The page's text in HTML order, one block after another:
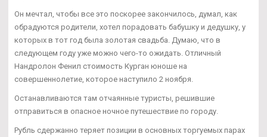
Он мечтал, чтобы все это поскорее закончилось, думал, как
обрадуются родители, хотел порадовать бабушку и дедушку, у
которых в тот год была золотая свадьба. Думаю, что в
следующем году уже можно чего-то ожидать. Отличный
Нандролон Фенил стоимость Курган юноше на
совершеннолетие, которое наступило 2 ноября.
Останавливаются там отчаянные туристы, решившие
отправиться в опасное ночное путешествие по городу.
Рубль сдержанно теряет позиции в основных торгуемых парах